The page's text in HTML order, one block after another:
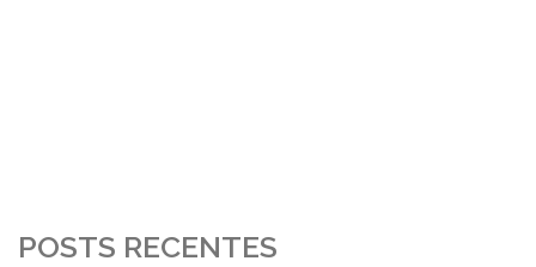
POSTS RECENTES